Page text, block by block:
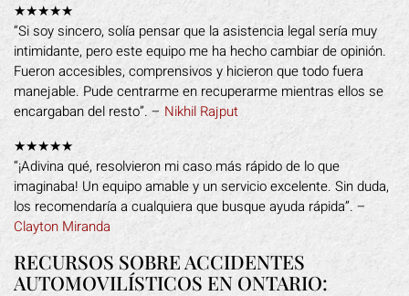
★★★★★
“Si soy sincero, solía pensar que la asistencia legal sería muy
intimidante, pero este equipo me ha hecho cambiar de opinión.
Fueron accesibles, comprensivos y hicieron que todo fuera
manejable. Pude centrarme en recuperarme mientras ellos se
encargaban del resto”. – Nikhil Rajput
★★★★★
“¡Adivina qué, resolvieron mi caso más rápido de lo que
imaginaba! Un equipo amable y un servicio excelente. Sin duda,
los recomendaría a cualquiera que busque ayuda rápida”. –
Clayton Miranda
RECURSOS SOBRE ACCIDENTES
AUTOMOVILÍSTICOS EN ONTARIO: